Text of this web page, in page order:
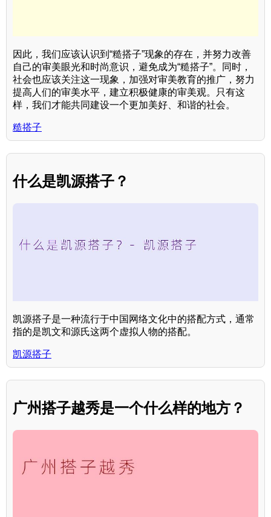
因此，我们应该认识到“糙搭子”现象的存在，并努力改善
自己的审美眼光和时尚意识，避免成为“糙搭子”。同时，
社会也应该关注这一现象，加强对审美教育的推广，努力
提高人们的审美水平，建立积极健康的审美观。只有这
样，我们才能共同建设一个更加美好、和谐的社会。
糙搭子
什么是凯源搭子？
凯源搭子是一种流行于中国网络文化中的搭配方式，通常
指的是凯文和源氏这两个虚拟人物的搭配。
凯源搭子
广州搭子越秀是一个什么样的地方？